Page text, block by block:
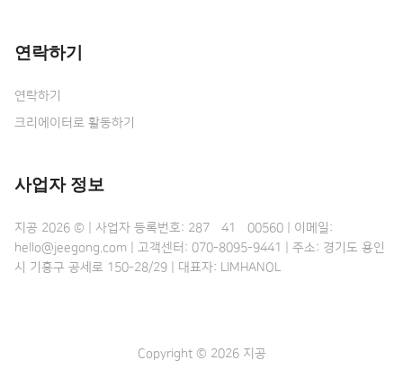
연락하기
연락하기
크리에이터로 활동하기
사업자 정보
지공 2026 © | 사업자 등록번호: 287•41•00560 | 이메일:
hello@jeegong.com | 고객센터: 070-8095-9441 | 주소: 경기도 용인
시 기흥구 공세로 150-28/29 | 대표자: LIMHANOL
Copyright © 2026 지공